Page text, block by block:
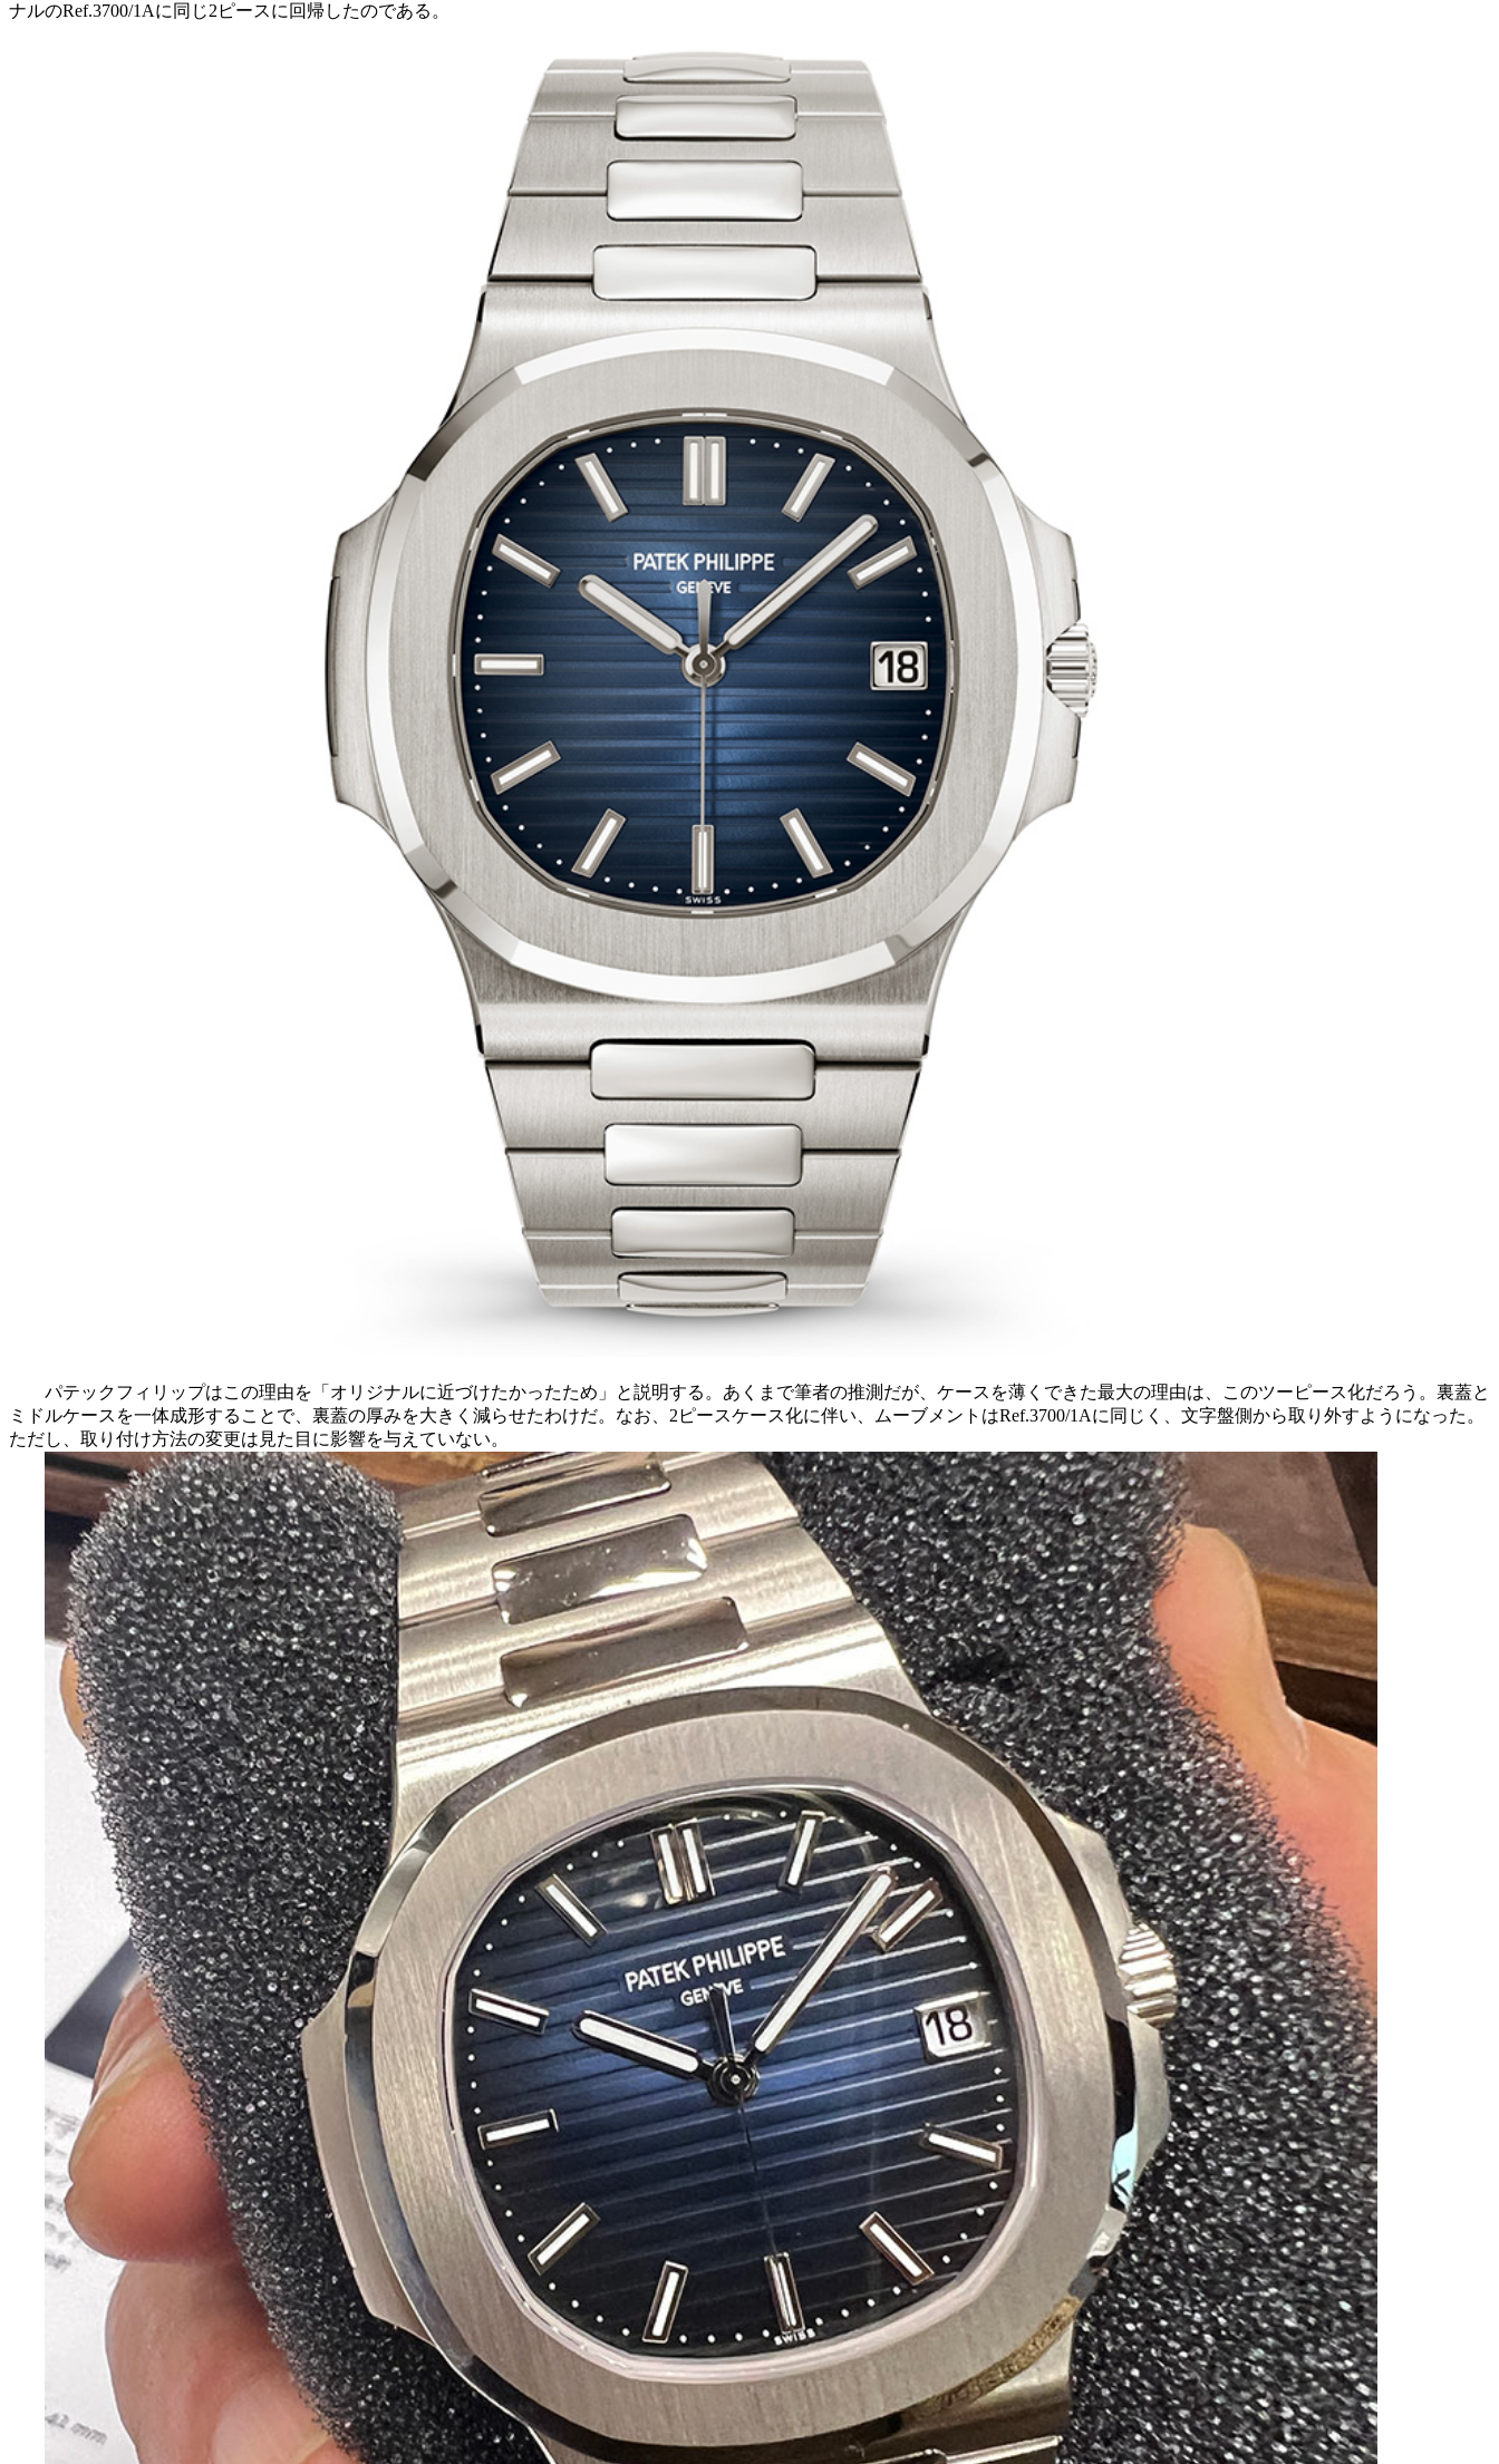
ナルのRef.3700/1Aに同じ2ピースに回帰したのである。
パテックフィリップはこの理由を「オリジナルに近づけたかったため」と説明する。あくまで筆者の推測だが、ケースを薄くできた最大の理由は、このツーピース化だろう。裏蓋と
ミドルケースを一体成形することで、裏蓋の厚みを大きく減らせたわけだ。なお、2ピースケース化に伴い、ムーブメントはRef.3700/1Aに同じく、文字盤側から取り外すようになった。
ただし、取り付け方法の変更は見た目に影響を与えていない。